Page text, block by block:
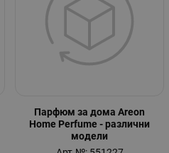
Парфюм за дома Areon
Home Perfume - различни
модели